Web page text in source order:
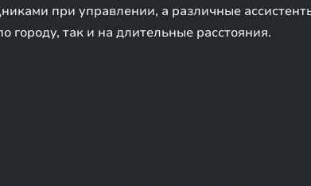
при управлении, а различные
так и на длительные расстояния.